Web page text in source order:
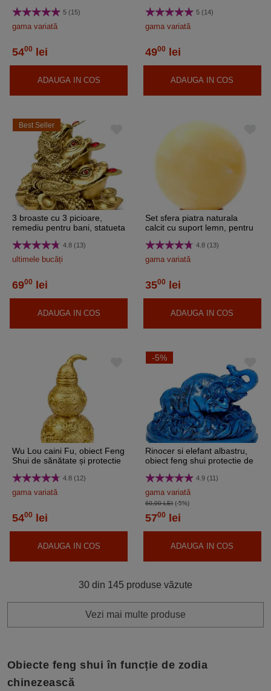
bani, metal auriu
5 (15)
gama variată
5400 lei
ADAUGA IN COS
rosu
5 (14)
gama variată
4900 lei
ADAUGA IN COS
Best Seller
3 broaste cu 3 picioare,
remediu pentru bani, statueta
4.8 (13)
ultimele bucăți
6900 lei
ADAUGA IN COS
Set sfera piatra naturala
calcit cu suport lemn, pentru
galben crem 6 cm
4.8 (13)
gama variată
3500 lei
ADAUGA IN COS
Wu Lou caini Fu, obiect Feng
Shui de sănătate și protectie
4.8 (12)
gama variată
5400 lei
ADAUGA IN COS
-5%
Rinocer si elefant albastru,
obiect feng shui protectie de
10 cm
4.9 (11)
gama variată
60,00 LEI(-5%)
5700 lei
ADAUGA IN COS
30 din 145 produse văzute
Vezi mai multe produse
Obiecte feng shui în funcție de zodia
chinezească